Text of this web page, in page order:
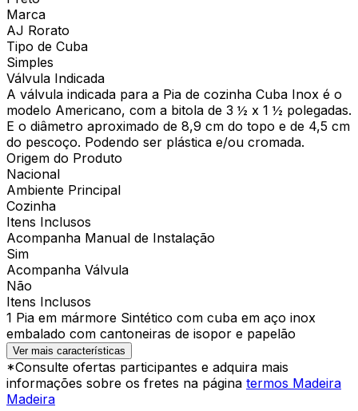
Marca
AJ Rorato
Tipo de Cuba
Simples
Válvula Indicada
A válvula indicada para a Pia de cozinha Cuba Inox é o
modelo Americano, com a bitola de 3 ½ x 1 ½ polegadas.
E o diâmetro aproximado de 8,9 cm do topo e de 4,5 cm
do pescoço. Podendo ser plástica e/ou cromada.
Origem do Produto
Nacional
Ambiente Principal
Cozinha
Itens Inclusos
Acompanha Manual de Instalação
Sim
Acompanha Válvula
Não
Itens Inclusos
1 Pia em mármore Sintético com cuba em aço inox
embalado com cantoneiras de isopor e papelão
Ver mais características
*Consulte ofertas participantes e adquira mais
informações sobre os fretes na página termos Madeira
Madeira